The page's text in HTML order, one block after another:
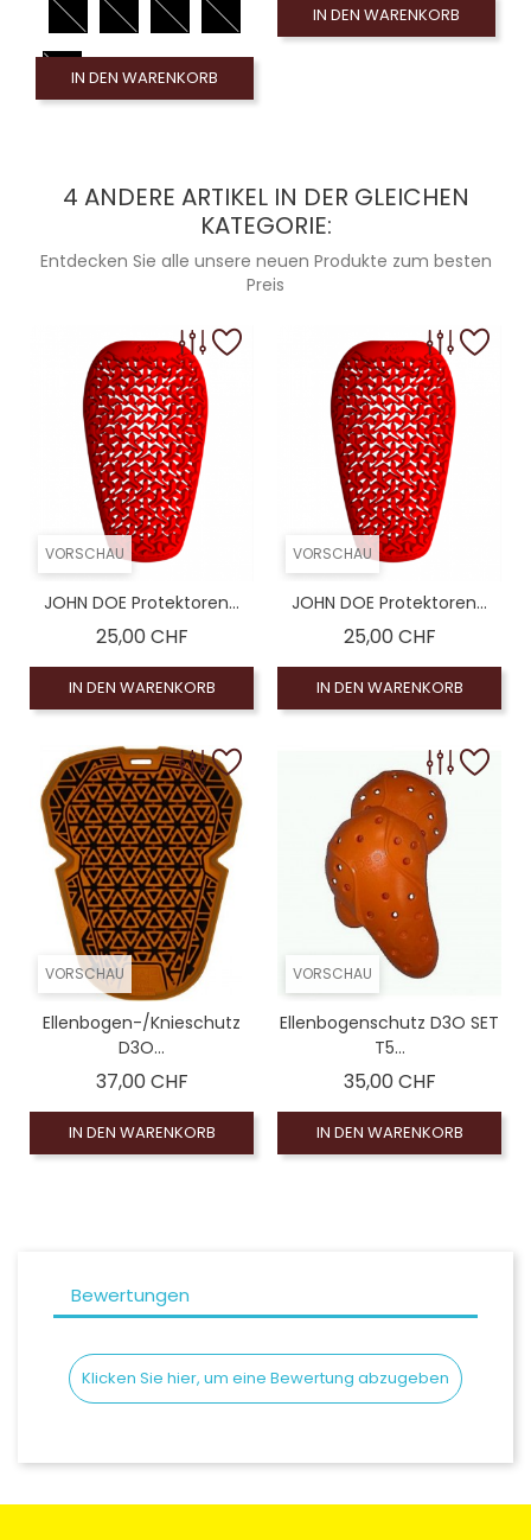
IN DEN WARENKORB
IN DEN WARENKORB
4 ANDERE ARTIKEL IN DER GLEICHEN
KATEGORIE:
Entdecken Sie alle unsere neuen Produkte zum besten
Preis
VORSCHAU
JOHN DOE Protektoren...
25,00 CHFPreis
IN DEN WARENKORB
VORSCHAU
JOHN DOE Protektoren...
25,00 CHFPreis
IN DEN WARENKORB
VORSCHAU
Ellenbogen-/Knieschutz
D3O...
37,00 CHFPreis
IN DEN WARENKORB
VORSCHAU
Ellenbogenschutz D3O SET
T5...
35,00 CHFPreis
IN DEN WARENKORB
Bewertungen
Klicken Sie hier, um eine Bewertung abzugeben